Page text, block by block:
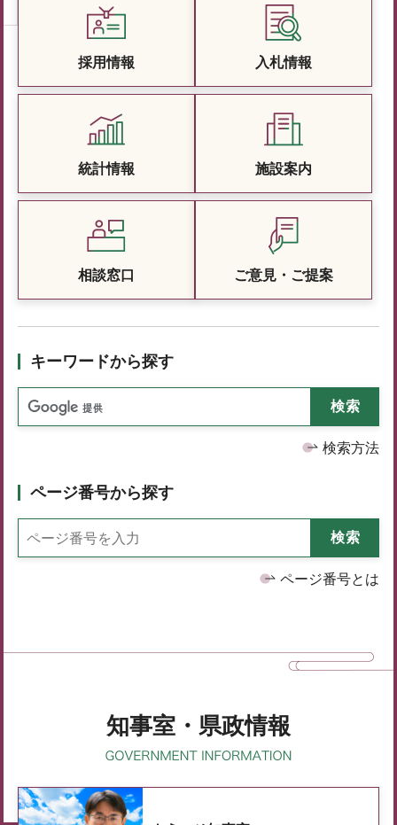
採用情報 入札情報
統計情報 施設案内
相談窓口 ご意見・ご提案
キーワードから探す
検索方法
ページ番号から探す
ページ番号とは
知事室・県政情報